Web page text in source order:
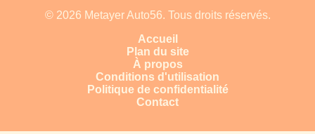
© 2026 Metayer Auto56. Tous droits réservés.
Accueil
Plan du site
À propos
Conditions d'utilisation
Politique de confidentialité
Contact